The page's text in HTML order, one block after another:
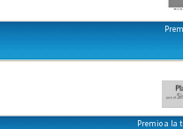
Premio a la